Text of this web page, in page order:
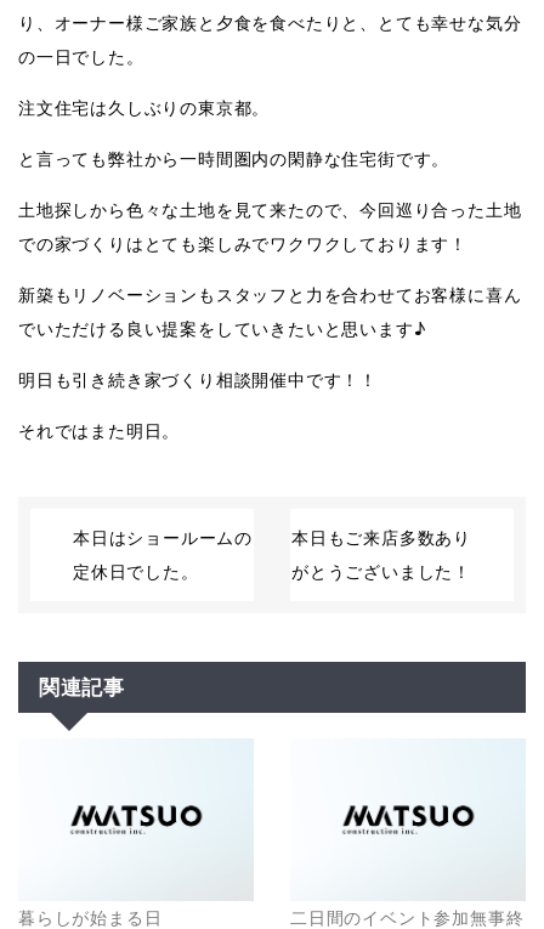
り、オーナー様ご家族と夕食を食べたりと、とても幸せな気分
の一日でした。
注文住宅は久しぶりの東京都。
と言っても弊社から一時間圏内の閑静な住宅街です。
土地探しから色々な土地を見て来たので、今回巡り合った土地
での家づくりはとても楽しみでワクワクしております！
新築もリノベーションもスタッフと力を合わせてお客様に喜ん
でいただける良い提案をしていきたいと思います♪
明日も引き続き家づくり相談開催中です！！
それではまた明日。
本日はショールームの
定休日でした。
本日もご来店多数あり
がとうございました！
関連記事
暮らしが始まる日
二日間のイベント参加無事終